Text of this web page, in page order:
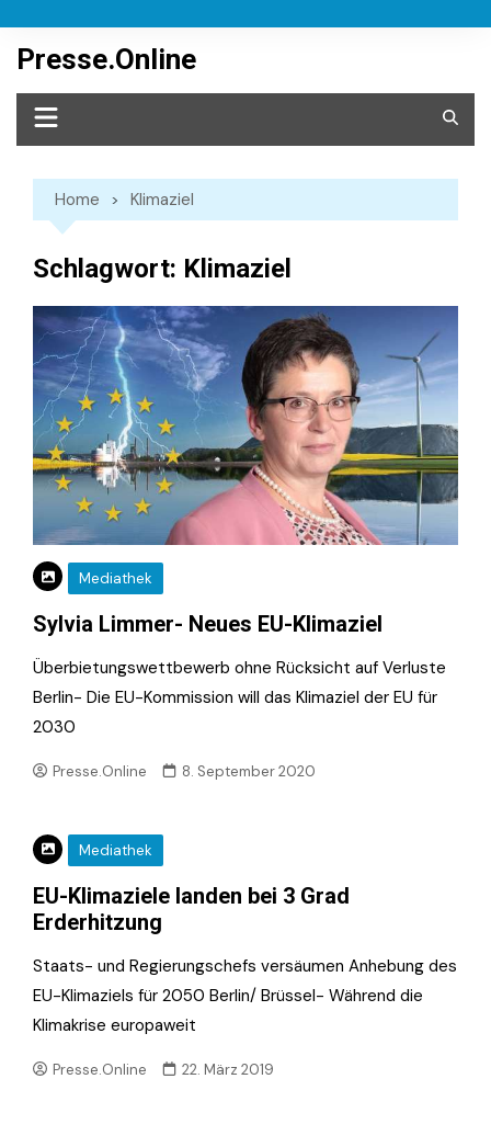
content
Presse.Online
Home Klimaziel
Schlagwort: Klimaziel
Mediathek
Sylvia Limmer- Neues EU-Klimaziel
Überbietungswettbewerb ohne Rücksicht auf Verluste
Berlin- Die EU-Kommission will das Klimaziel der EU für
2030
Presse.Online 8. September 2020
Mediathek
EU-Klimaziele landen bei 3 Grad
Erderhitzung
Staats- und Regierungschefs versäumen Anhebung des
EU-Klimaziels für 2050 Berlin/ Brüssel- Während die
Klimakrise europaweit
Presse.Online 22. März 2019